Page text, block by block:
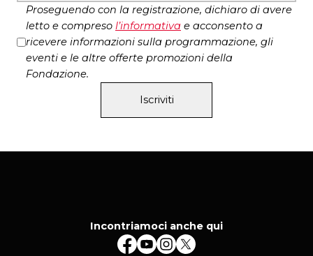
Proseguendo con la registrazione, dichiaro di avere
letto e compreso l’informativa e acconsento a
ricevere informazioni sulla programmazione, gli
eventi e le altre offerte promozioni della
Fondazione.
Iscriviti
Incontriamoci anche qui